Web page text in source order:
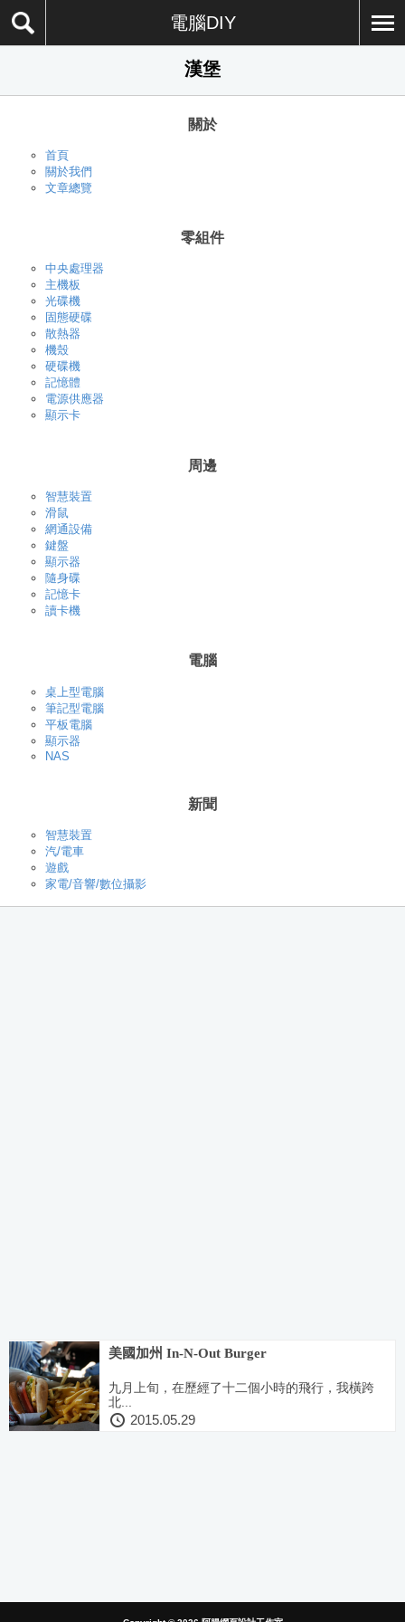
電腦DIY
漢堡
關於
首頁
關於我們
文章總覽
零組件
中央處理器
主機板
光碟機
固態硬碟
散熱器
機殼
硬碟機
記憶體
電源供應器
顯示卡
周邊
智慧裝置
滑鼠
網通設備
鍵盤
顯示器
隨身碟
記憶卡
讀卡機
電腦
桌上型電腦
筆記型電腦
平板電腦
顯示器
NAS
新聞
智慧裝置
汽/電車
遊戲
家電/音響/數位攝影
美國加州 In-N-Out Burger
九月上旬，在歷經了十二個小時的飛行，我橫跨
北...
2015.05.29